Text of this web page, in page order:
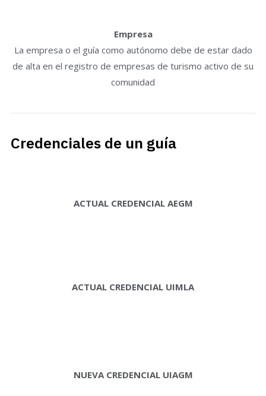
Empresa
La empresa o el guía como autónomo debe de estar dado
de alta en el registro de empresas de turismo activo de su
comunidad
Credenciales de un guía
ACTUAL CREDENCIAL AEGM
ACTUAL CREDENCIAL UIMLA
NUEVA CREDENCIAL UIAGM